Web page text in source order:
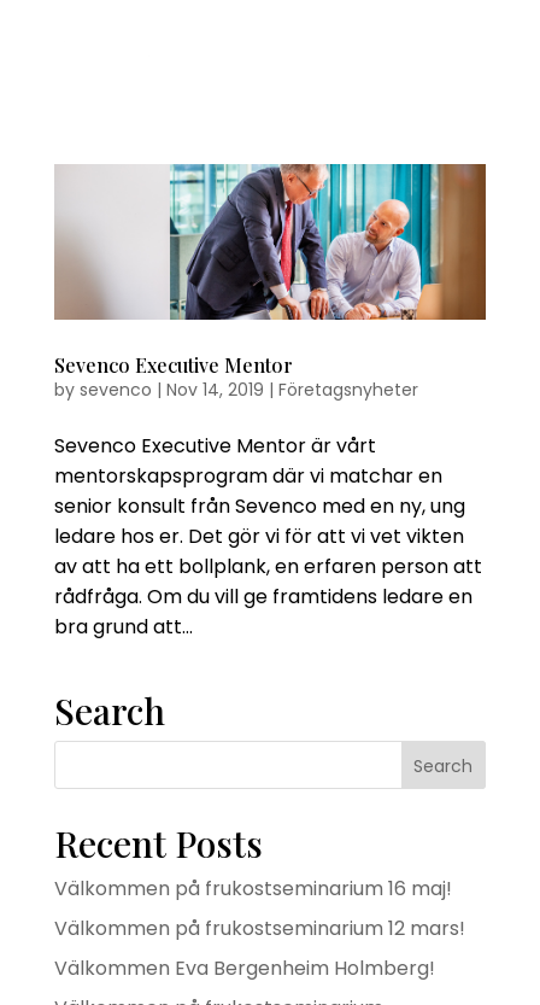
Sevenco Executive Mentor
by sevenco | Nov 14, 2019 | Företagsnyheter
Sevenco Executive Mentor är vårt
mentorskapsprogram där vi matchar en
senior konsult från Sevenco med en ny, ung
ledare hos er. Det gör vi för att vi vet vikten
av att ha ett bollplank, en erfaren person att
rådfråga. Om du vill ge framtidens ledare en
bra grund att...
Search
Recent Posts
Välkommen på frukostseminarium 16 maj!
Välkommen på frukostseminarium 12 mars!
Välkommen Eva Bergenheim Holmberg!